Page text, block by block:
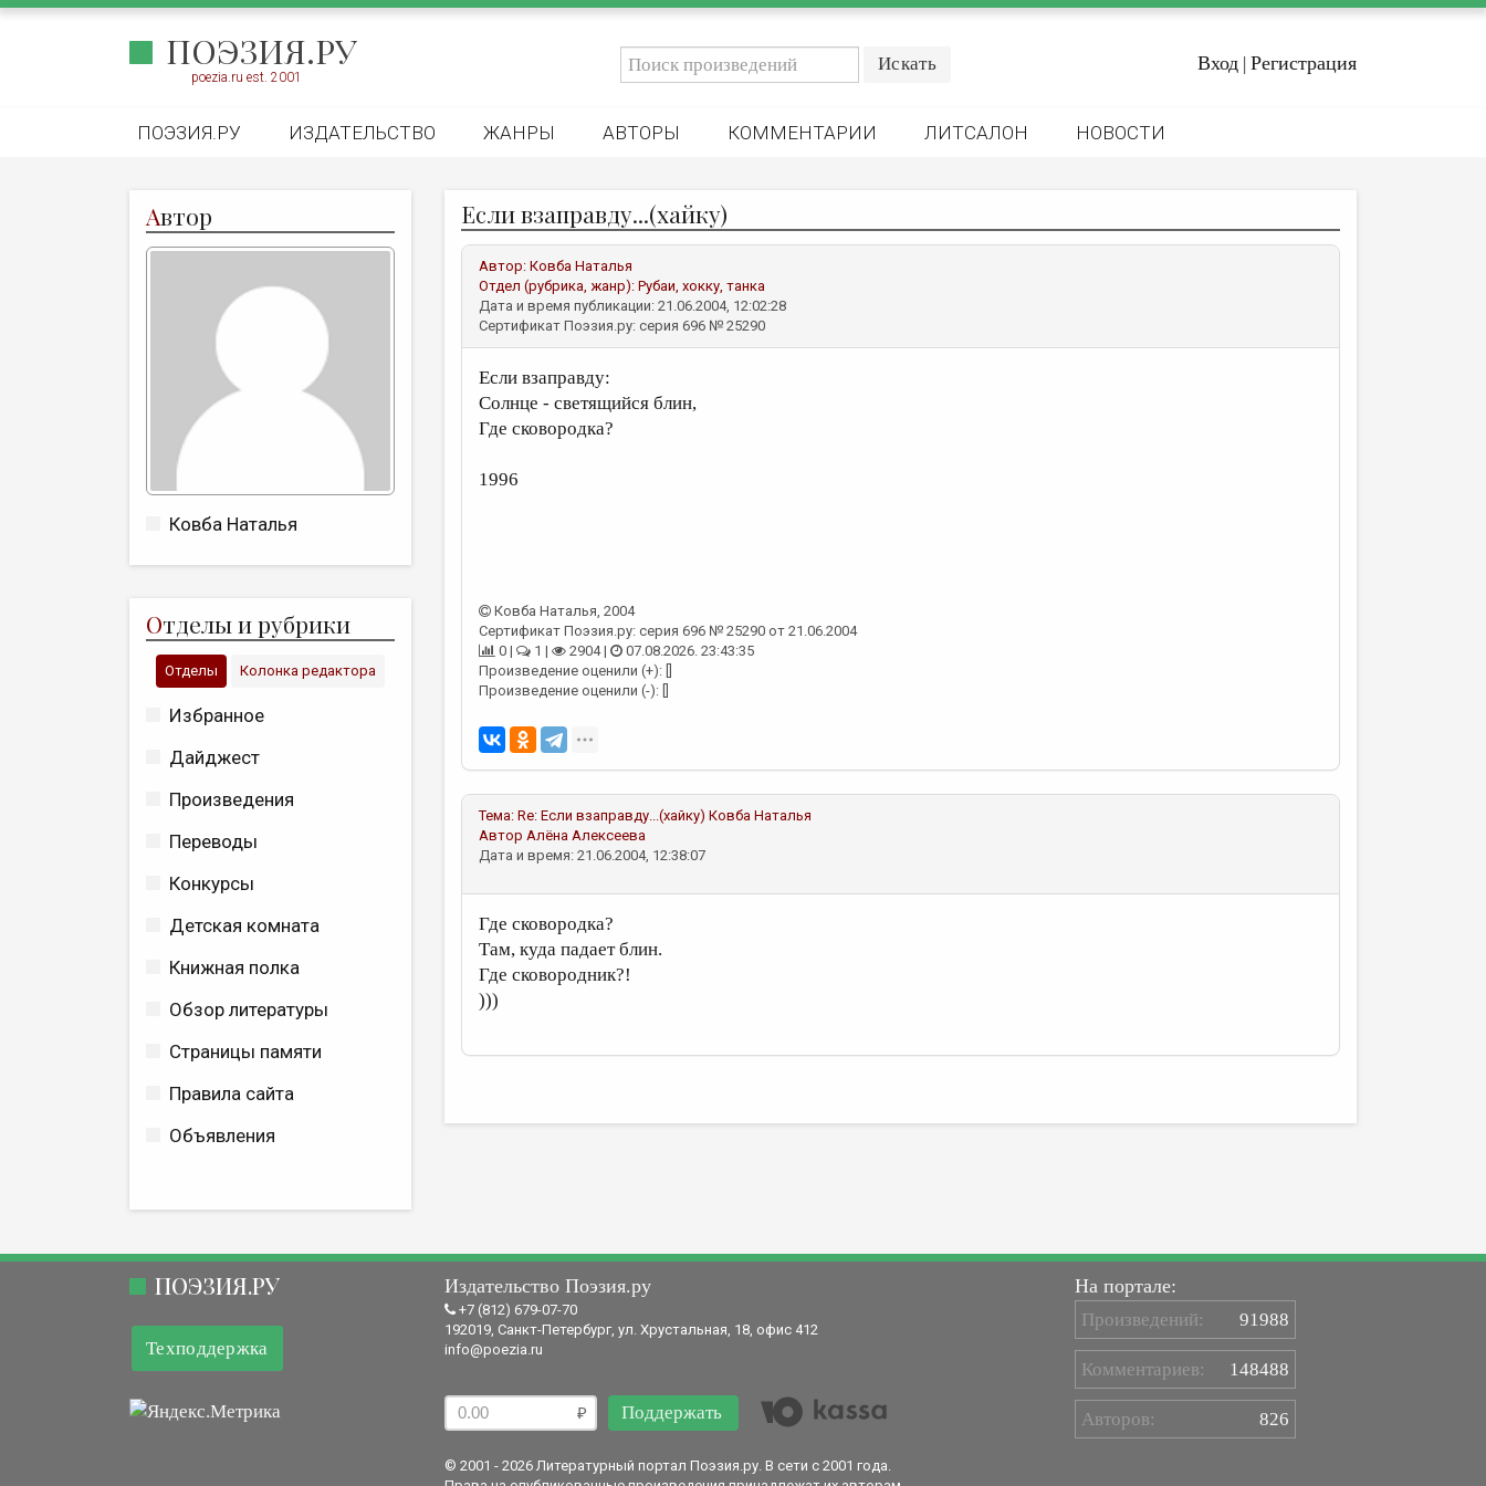
ПОЭЗИЯ.РУ
poezia.ru est. 2001
Вход | Регистрация
ПОЭЗИЯ.РУ ИЗДАТЕЛЬСТВО ЖАНРЫ АВТОРЫ КОММЕНТАРИИ ЛИТСАЛОН НОВОСТИ
Автор
Ковба Наталья
Отделы и рубрики
Отделы Колонка редактора
Избранное
Дайджест
Произведения
Переводы
Конкурсы
Детская комната
Книжная полка
Обзор литературы
Страницы памяти
Правила сайта
Объявления
Если взаправду...(хайку)
Автор: Ковба Наталья
Отдел (рубрика, жанр): Рубаи, хокку, танка
Дата и время публикации: 21.06.2004, 12:02:28
Сертификат Поэзия.ру: серия 696 № 25290
Если взаправду:
Солнце - светящийся блин,
Где сковородка?
1996
Ковба Наталья, 2004
Сертификат Поэзия.ру: серия 696 № 25290 от 21.06.2004
0 |
1 | 2904 |
07.08.2026. 23:43:35
Произведение оценили (+): []
Произведение оценили (-): []
Тема: Re: Если взаправду...(хайку) Ковба Наталья
Автор Алёна Алексеева
Дата и время: 21.06.2004, 12:38:07
Где сковородка?
Там, куда падает блин.
Где сковородник?!
)))
ПОЭЗИЯ.РУ
Техподдержка
Издательство Поэзия.ру
+7 (812) 679-07-70
192019, Санкт-Петербург, ул. Хрустальная, 18, офис 412
info@poezia.ru
Поддержать
© 2001 - 2026 Литературный портал Поэзия.ру. В сети с 2001 года.
На портале:
Произведений: 91988
Комментариев: 148488
Авторов: 826